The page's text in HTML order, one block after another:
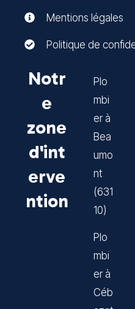
Mentions légales
Politique de
Notr
e
zone
d'int
erve
ntion
Plo
mbi
er à
Bea
umo
nt
(631
10)
Plo
mbi
er à
Céb